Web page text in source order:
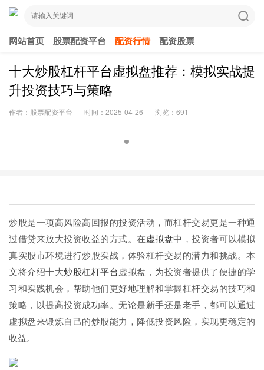
网站首页 股票配资平台 配资行情 配资股票
十大炒股杠杆平台虚拟盘推荐：模拟实战提
升投资技巧与策略
作者：股票配资平台 时间：2025-04-26 浏览：691
炒股是一项高风险高回报的投资活动，而杠杆交易更是一种通
过借贷来放大投资收益的方式。在虚拟盘中，投资者可以模拟
真实股市环境进行炒股实战，体验杠杆交易的潜力和挑战。本
文将介绍十大炒股杠杆平台虚拟盘，为投资者提供了便捷的学
习和实践机会，帮助他们更好地理解和掌握杠杆交易的技巧和
策略，以提高投资成功率。无论是新手还是老手，都可以通过
虚拟盘来锻炼自己的炒股能力，降低投资风险，实现更稳定的
收益。